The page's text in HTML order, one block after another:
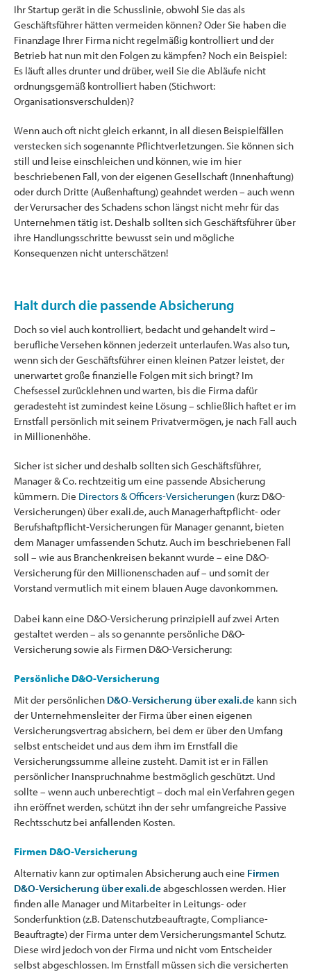
Ihr Startup gerät in die Schusslinie, obwohl Sie das als
Geschäftsführer hätten vermeiden können? Oder Sie haben die
Finanzlage Ihrer Firma nicht regelmäßig kontrolliert und der
Betrieb hat nun mit den Folgen zu kämpfen? Noch ein Beispiel:
Es läuft alles drunter und drüber, weil Sie die Abläufe nicht
ordnungsgemäß kontrolliert haben (Stichwort:
Organisationsverschulden)?
Wenn auch oft nicht gleich erkannt, in all diesen Beispielfällen
verstecken sich sogenannte Pflichtverletzungen. Sie können sich
still und leise einschleichen und können, wie im hier
beschriebenen Fall, von der eigenen Gesellschaft (Innenhaftung)
oder durch Dritte (Außenhaftung) geahndet werden – auch wenn
der Verursacher des Schadens schon längst nicht mehr für das
Unternehmen tätig ist. Deshalb sollten sich Geschäftsführer über
ihre Handlungsschritte bewusst sein und mögliche
Konsequenzen nicht unterschätzen!
Halt durch die passende Absicherung
Doch so viel auch kontrolliert, bedacht und gehandelt wird –
berufliche Versehen können jederzeit unterlaufen. Was also tun,
wenn sich der Geschäftsführer einen kleinen Patzer leistet, der
unerwartet große finanzielle Folgen mit sich bringt? Im
Chefsessel zurücklehnen und warten, bis die Firma dafür
geradesteht ist zumindest keine Lösung – schließlich haftet er im
Ernstfall persönlich mit seinem Privatvermögen, je nach Fall auch
in Millionenhöhe.
Sicher ist sicher und deshalb sollten sich Geschäftsführer,
Manager & Co. rechtzeitig um eine passende Absicherung
kümmern. Die Directors & Officers-Versicherungen (kurz: D&O-
Versicherungen) über exali.de, auch Managerhaftpflicht- oder
Berufshaftpflicht-Versicherungen für Manager genannt, bieten
dem Manager umfassenden Schutz. Auch im beschriebenen Fall
soll – wie aus Branchenkreisen bekannt wurde – eine D&O-
Versicherung für den Millionenschaden auf – und somit der
Vorstand vermutlich mit einem blauen Auge davonkommen.
Dabei kann eine D&O-Versicherung prinzipiell auf zwei Arten
gestaltet werden – als so genannte persönliche D&O-
Versicherung sowie als Firmen D&O-Versicherung:
Persönliche D&O-Versicherung
Mit der persönlichen D&O-Versicherung über exali.de kann sich
der Unternehmensleiter der Firma über einen eigenen
Versicherungsvertrag absichern, bei dem er über den Umfang
selbst entscheidet und aus dem ihm im Ernstfall die
Versicherungssumme alleine zusteht. Damit ist er in Fällen
persönlicher Inanspruchnahme bestmöglich geschützt. Und
sollte – wenn auch unberechtigt – doch mal ein Verfahren gegen
ihn eröffnet werden, schützt ihn der sehr umfangreiche Passive
Rechtsschutz bei anfallenden Kosten.
Firmen D&O-Versicherung
Alternativ kann zur optimalen Absicherung auch eine Firmen
D&O-Versicherung über exali.deabgeschlossen werden. Hier
finden alle Manager und Mitarbeiter in Leitungs- oder
Sonderfunktion (z.B. Datenschutzbeauftragte, Compliance-
Beauftragte) der Firma unter dem Versicherungsmantel Schutz.
Diese wird jedoch von der Firma und nicht vom Entscheider
selbst abgeschlossen. Im Ernstfall müssen sich die versicherten